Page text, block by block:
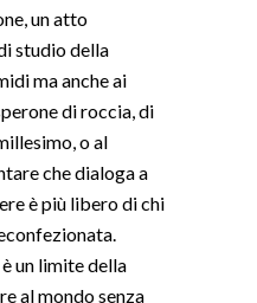
un atto
studio della
ma anche ai
di roccia, di
o al
che dialoga a
è più libero di chi
un limite della
al mondo senza